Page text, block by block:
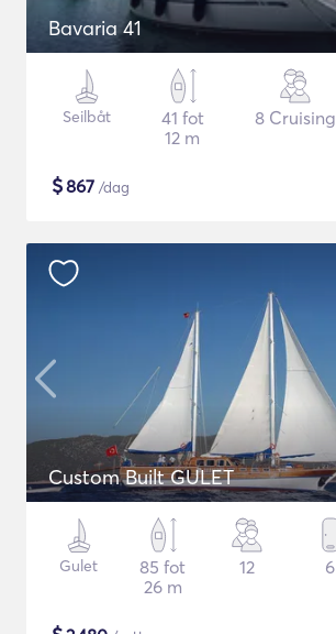
Bavaria 41
Seilbåt
41 fot
12 m
8 Cruising
$867 /dag
Custom Built GULET
Gulet
85 fot
26 m
12 6